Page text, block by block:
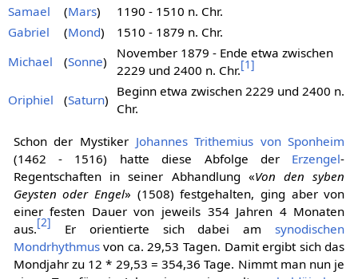
Samael
(Mars)
1190 - 1510 n. Chr.
Gabriel
(Mond)
1510 - 1879 n. Chr.
Michael
(Sonne)
November 1879 - Ende etwa zwischen
2229 und 2400 n. Chr.[1]
Oriphiel (Saturn)
Beginn etwa zwischen 2229 und 2400 n.
Chr.
Schon der Mystiker Johannes Trithemius von Sponheim
(1462 - 1516) hatte diese Abfolge der Erzengel-
Regentschaften in seiner Abhandlung «Von den syben
Geysten oder Engel» (1508) festgehalten, ging aber von
einer festen Dauer von jeweils 354 Jahren 4 Monaten
aus.[2] Er orientierte sich dabei amsynodischen
Mondrhythmusvon ca. 29,53 Tagen. Damit ergibt sich das
Mondjahr zu 12 * 29,53 = 354,36 Tage. Nimmt man nun je